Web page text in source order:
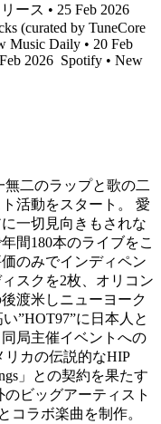
ース • 25 Feb 2026
(curated by TuneCore
Music Daily • 20 Feb
2026 Spotify • New
無二のラップと歌の二
活動をスタート。 愛
一切見向きもされな
間180本のライブをこ
のみでインディペン
スクを2枚、オリコン
渡米しニューヨーク
”HOT97”に日本人と
局主催イベントへの
カの伝説的なHIP
」との契約を果たす
ビッグアーティスト
コラボ楽曲を制作。